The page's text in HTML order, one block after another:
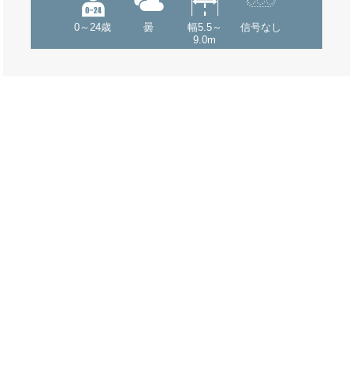
0～24歳 曇
幅5.5～
9.0m
信号なし